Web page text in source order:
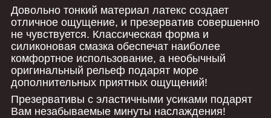
Довольно тонкий материал латекс создает
отличное ощущение, и презерватив совершенно
не чувствуется. Классическая форма и
силиконовая смазка обеспечат наиболее
комфортное использование, а необычный
оригинальный рельеф подарят море
дополнительных приятных ощущений!
Презервативы с эластичными усиками подарят
Вам незабываемые минуты наслаждения!